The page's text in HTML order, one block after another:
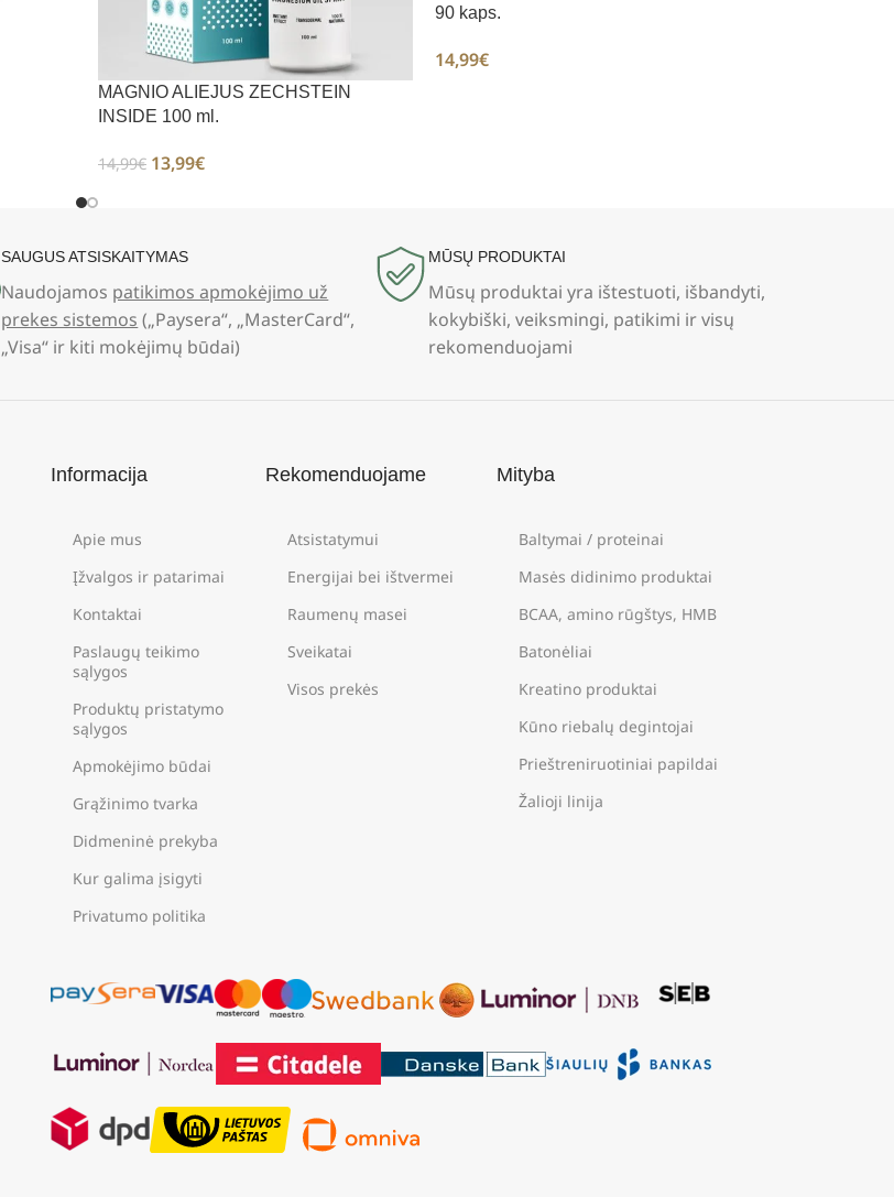
MAGNIO ALIEJUS ZECHSTEIN
INSIDE 100 ml.
14,99€ 13,99€
90 kaps.
14,99€
SAUGUS ATSISKAITYMAS
Naudojamos patikimos apmokėjimo už
prekes sistemos („Paysera“, „MasterCard“,
„Visa“ ir kiti mokėjimų būdai)
MŪSŲ PRODUKTAI
Mūsų produktai yra ištestuoti, išbandyti,
kokybiški, veiksmingi, patikimi ir visų
rekomenduojami
Informacija
Apie mus
Įžvalgos ir patarimai
Kontaktai
Paslaugų teikimo
sąlygos
Produktų pristatymo
sąlygos
Apmokėjimo būdai
Grąžinimo tvarka
Didmeninė prekyba
Kur galima įsigyti
Privatumo politika
Rekomenduojame
Atsistatymui
Energijai bei ištvermei
Raumenų masei
Sveikatai
Visos prekės
Mityba
Baltymai / proteinai
Masės didinimo produktai
BCAA, amino rūgštys, HMB
Batonėliai
Kreatino produktai
Kūno riebalų degintojai
Prieštreniruotiniai papildai
Žalioji linija